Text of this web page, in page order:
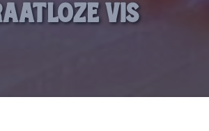
vis